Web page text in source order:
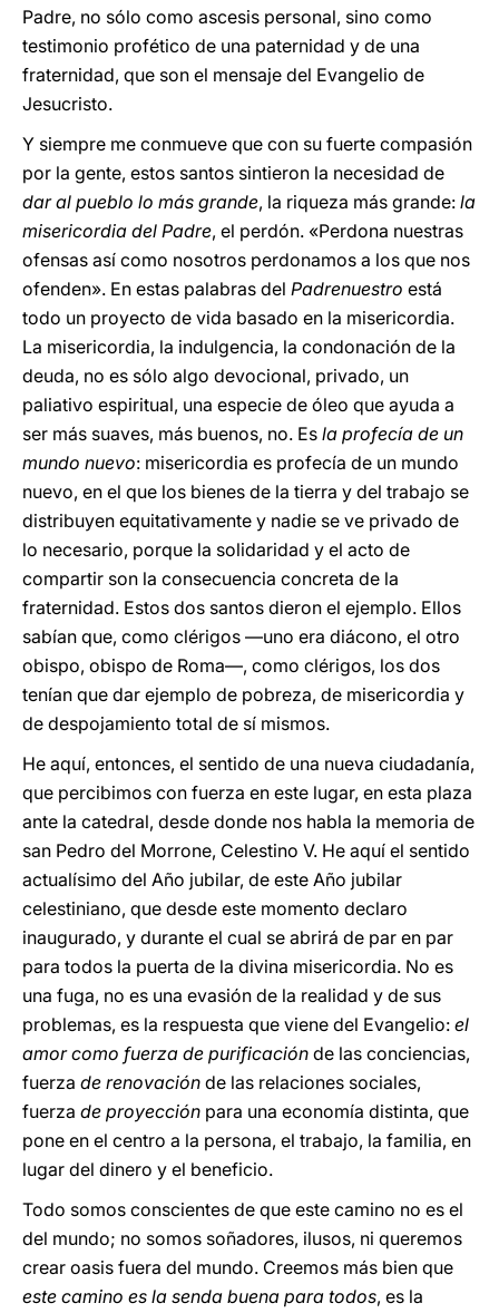
Padre, no sólo como ascesis personal, sino como
testimonio profético de una paternidad y de una
fraternidad, que son el mensaje del Evangelio de
Jesucristo.
Y siempre me conmueve que con su fuerte compasión
por la gente, estos santos sintieron la necesidad de
dar al pueblo lo más grande, la riqueza más grande: la
misericordia del Padre, el perdón. «Perdona nuestras
ofensas así como nosotros perdonamos a los que nos
ofenden». En estas palabras del Padrenuestro está
todo un proyecto de vida basado en la misericordia.
La misericordia, la indulgencia, la condonación de la
deuda, no es sólo algo devocional, privado, un
paliativo espiritual, una especie de óleo que ayuda a
ser más suaves, más buenos, no. Es la profecía de un
mundo nuevo: misericordia es profecía de un mundo
nuevo, en el que los bienes de la tierra y del trabajo se
distribuyen equitativamente y nadie se ve privado de
lo necesario, porque la solidaridad y el acto de
compartir son la consecuencia concreta de la
fraternidad. Estos dos santos dieron el ejemplo. Ellos
sabían que, como clérigos —uno era diácono, el otro
obispo, obispo de Roma—, como clérigos, los dos
tenían que dar ejemplo de pobreza, de misericordia y
de despojamiento total de sí mismos.
He aquí, entonces, el sentido de una nueva ciudadanía,
que percibimos con fuerza en este lugar, en esta plaza
ante la catedral, desde donde nos habla la memoria de
san Pedro del Morrone, Celestino V. He aquí el sentido
actualísimo del Año jubilar, de este Año jubilar
celestiniano, que desde este momento declaro
inaugurado, y durante el cual se abrirá de par en par
para todos la puerta de la divina misericordia. No es
una fuga, no es una evasión de la realidad y de sus
problemas, es la respuesta que viene del Evangelio: el
amor como fuerza de purificación de las conciencias,
fuerza de renovación de las relaciones sociales,
fuerza de proyección para una economía distinta, que
pone en el centro a la persona, el trabajo, la familia, en
lugar del dinero y el beneficio.
Todo somos conscientes de que este camino no es el
del mundo; no somos soñadores, ilusos, ni queremos
crear oasis fuera del mundo. Creemos más bien que
este camino es la senda buena para todos, es la